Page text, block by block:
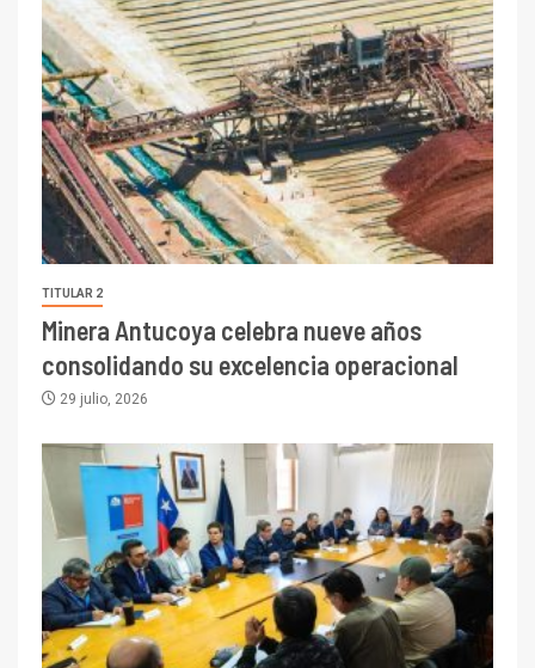
TITULAR 2
Minera Antucoya celebra nueve años
consolidando su excelencia operacional
29 julio, 2026